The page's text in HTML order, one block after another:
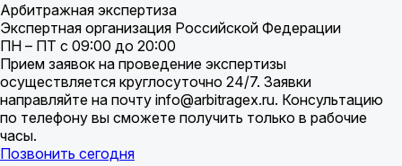
Арбитражная экспертиза
Экспертная организация Российской Федерации
ПН – ПТ с 09:00 до 20:00
Прием заявок на проведение экспертизы
осуществляется круглосуточно 24/7. Заявки
направляйте на почту info@arbitragex.ru. Консультацию
по телефону вы сможете получить только в рабочие
часы.
Позвонить сегодня